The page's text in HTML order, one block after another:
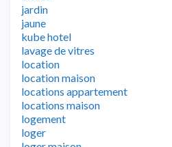
jardin
jaune
kube hotel
lavage de vitres
location
location maison
locations appartement
locations maison
logement
loger